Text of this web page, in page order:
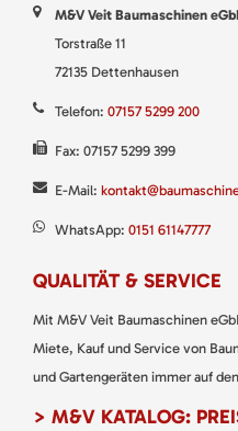
M&V Veit Baumaschinen
Torstraße 11
72135 Dettenhausen
Telefon: 07157 5299 200
Fax: 07157 5299 399
E-Mail:
WhatsApp: 0151 61147777
QUALITÄT & SERVICE
Mit M&V Veit Baumaschinen
Miete, Kauf und Service von
und Gartengeräten immer auf
> M&V KATALOG: